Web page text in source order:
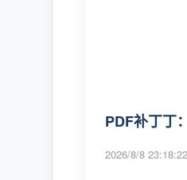
PDF补丁丁
2026/8/8 23:18:22